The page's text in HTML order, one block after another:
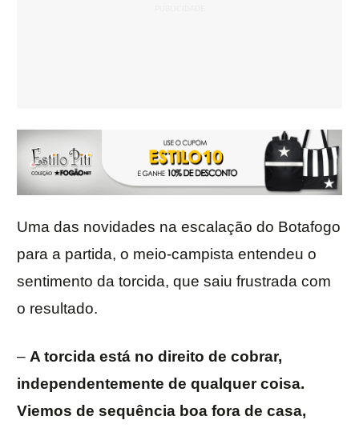
Uma das novidades na escalação do Botafogo
para a partida, o meio-campista entendeu o
sentimento da torcida, que saiu frustrada com
o resultado.
– A torcida está no direito de cobrar,
independentemente de qualquer coisa.
Viemos de sequência boa fora de casa,